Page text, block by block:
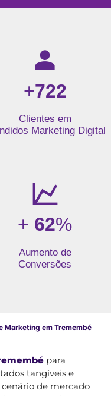
digital: mais
+722
Clientes em
Marketing Digital
+ 62%
Aumento de
Conversões
Marketing em Tremembé
para
tangíveis e
de mercado